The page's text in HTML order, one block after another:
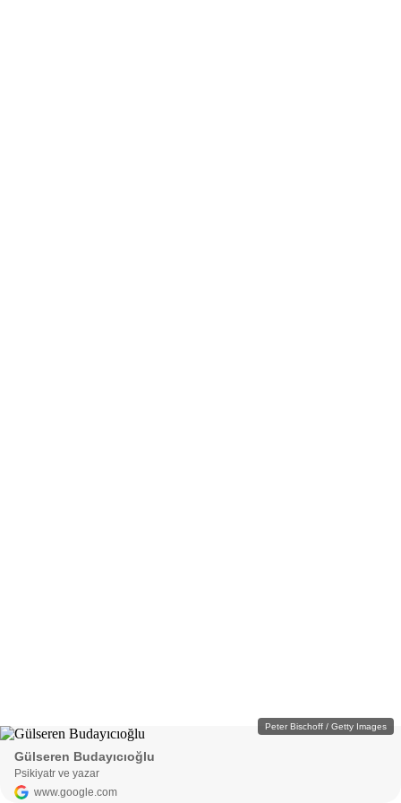
Peter Bischoff / Getty Images
Gülseren Budayıcıoğlu
Psikiyatr ve yazar
www.google.com